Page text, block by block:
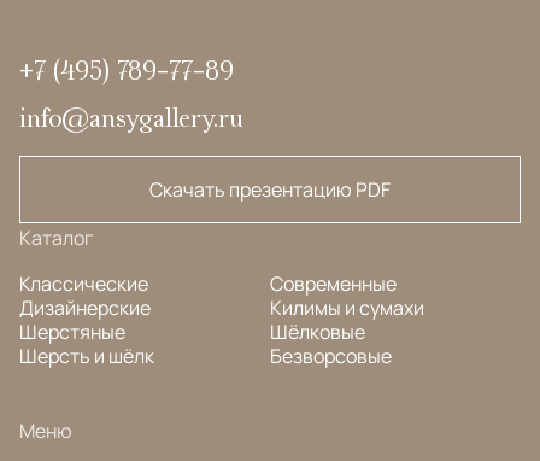
+7 (495) 789-77-89
info@ansygallery.ru
Скачать презентацию PDF
Каталог
Классические
Дизайнерские
Шерстяные
Шерсть и шёлк
Современные
Килимы и сумахи
Шёлковые
Безворсовые
Меню